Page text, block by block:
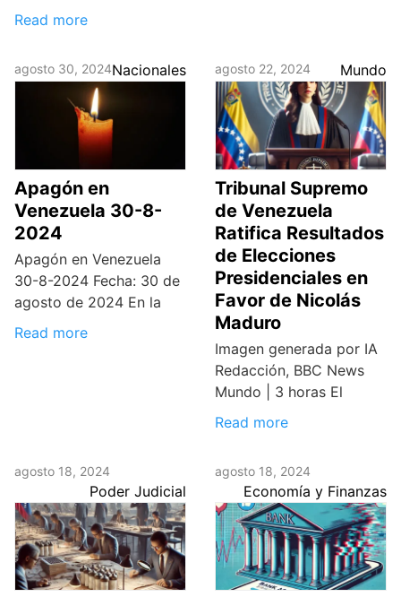
Read more
agosto 30, 2024Nacionales
Apagón en
Venezuela 30-8-
2024
Apagón en Venezuela
30-8-2024 Fecha: 30 de
agosto de 2024 En la
Read more
agosto 22, 2024 Mundo
Tribunal Supremo
de Venezuela
Ratifica Resultados
de Elecciones
Presidenciales en
Favor de Nicolás
Maduro
Imagen generada por IA
Redacción, BBC News
Mundo | 3 horas El
Read more
agosto 18, 2024
Poder Judicial
agosto 18, 2024
Economía y Finanzas